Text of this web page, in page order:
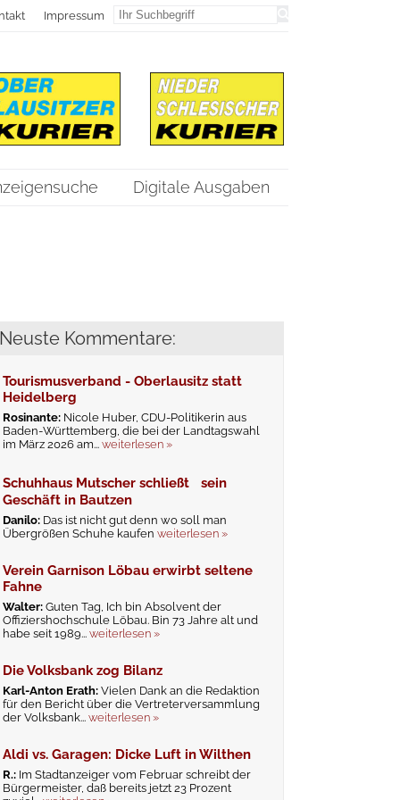
Impressum
Digitale Ausgaben
Neuste Kommentare:
Tourismusverband - Oberlausitz statt
Heidelberg
Rosinante: Nicole Huber, CDU-Politikerin aus
Baden-Württemberg, die bei der Landtagswahl
im März 2026 am...weiterlesen »
Schuhhaus Mutscher schließt sein
Geschäft in Bautzen
Danilo: Das ist nicht gut denn wo soll man
Übergrößen Schuhe kaufenweiterlesen »
Verein Garnison Löbau erwirbt seltene
Fahne
Walter:Guten Tag, Ich bin Absolvent der
Offiziershochschule Löbau. Bin 73 Jahre alt und
habe seit 1989...weiterlesen »
Die Volksbank zog Bilanz
Karl-Anton Erath:Vielen Dank an die Redaktion
für den Bericht über die Vertreterversammlung
der Volksbank...weiterlesen »
Aldi vs. Garagen: Dicke Luft in Wilthen
R.: Im Stadtanzeiger vom Februar schreibt der
Bürgermeister, daß bereits jetzt 23 Prozent